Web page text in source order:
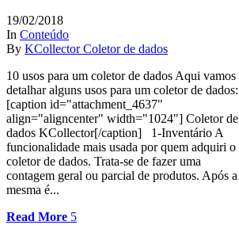
19/02/2018
In Conteúdo
By KCollector Coletor de dados
10 usos para um coletor de dados Aqui vamos
detalhar alguns usos para um coletor de dados:
[caption id="attachment_4637"
align="aligncenter" width="1024"] Coletor de
dados KCollector[/caption] 1-Inventário A
funcionalidade mais usada por quem adquiri o
coletor de dados. Trata-se de fazer uma
contagem geral ou parcial de produtos. Após a
mesma é...
Read More